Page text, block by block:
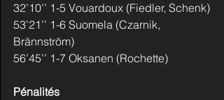
32’10’’ 1-5 Vouardoux (Fiedler, Schenk)
53’21’’ 1-6 Suomela (Czarnik,
Brännström)
56’45’’ 1-7 Oksanen (Rochette)
Pénalités